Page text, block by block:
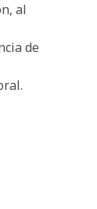
al
de